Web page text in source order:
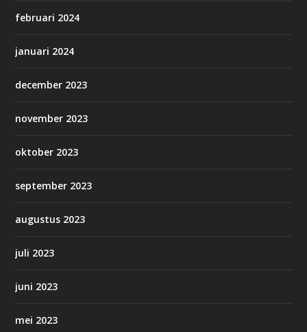
februari 2024
januari 2024
december 2023
november 2023
oktober 2023
september 2023
augustus 2023
juli 2023
juni 2023
mei 2023